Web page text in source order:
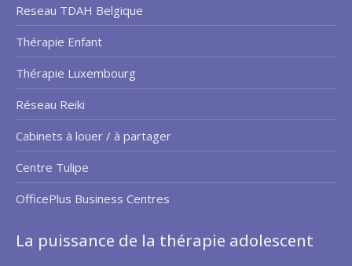
Reseau TDAH Belgique
Thérapie Enfant
Thérapie Luxembourg
Réseau Reiki
Cabinets à louer / à partager
Centre Tulipe
OfficePlus Business Centres
La puissance de la thérapie adolescent